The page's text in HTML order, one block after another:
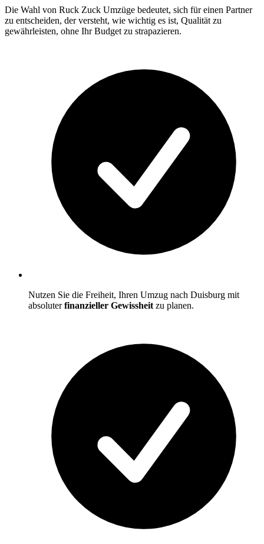
Die Wahl von Ruck Zuck Umzüge bedeutet, sich für einen Partner
zu entscheiden, der versteht, wie wichtig es ist, Qualität zu
gewährleisten, ohne Ihr Budget zu strapazieren.
Nutzen Sie die Freiheit, Ihren Umzug nach Duisburg mit
absoluterfinanzieller Gewissheit zu planen.